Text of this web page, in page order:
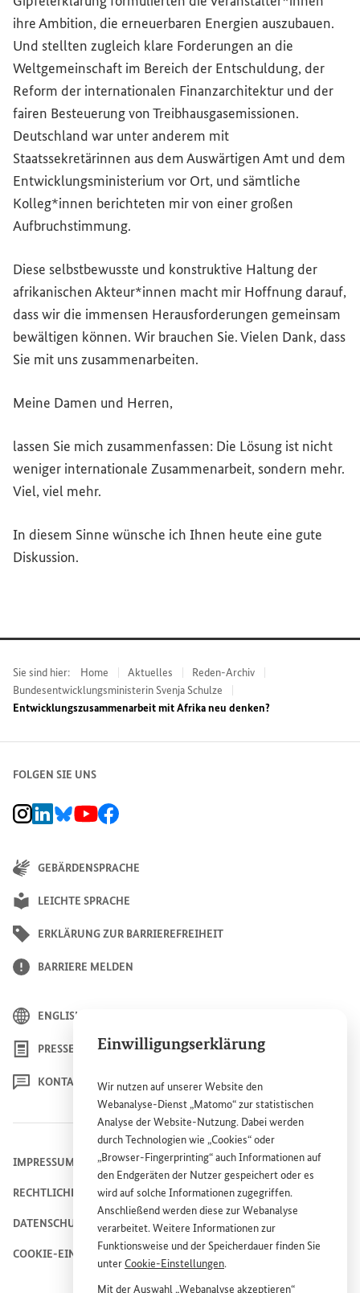
Einwilligungserklärung
Wir nutzen auf unsererWebsite den
Webanalyse-Dienst „Matomo“ zur statistischen
Analyse derWebsite-Nutzung. Dabei werden
durch Technologien wie „Cookies“ oder
„Browser-Fingerprinting“ auch Informationen auf
den Endgeräten der Nutzer gespeichert oder es
wird auf solche Informationen zugegriffen.
Anschließend werden diese zur Webanalyse
verarbeitet. Weitere Informationen zur
Funktionsweise und der Speicherdauer finden Sie
unterCookie-Einstellungen.
Mit der Auswahl „Webanalyse akzeptieren“
ihre Ambition, die erneuerbaren Energien auszubauen.
Und stellten zugleich klare Forderungen an die
Weltgemeinschaft im Bereich der Entschuldung, der
Reform der internationalen Finanzarchitektur und der
fairen Besteuerung von Treibhausgasemissionen.
Deutschland war unter anderem mit
Staatssekretärinnen aus dem Auswärtigen Amt und dem
Entwicklungsministerium vor Ort, und sämtliche
Kolleg*innen berichteten mir von einer großen
Aufbruchstimmung.
Diese selbstbewusste und konstruktive Haltung der
afrikanischen Akteur*innen macht mir Hoffnung darauf,
dass wir die immensen Herausforderungen gemeinsam
bewältigen können. Wir brauchen Sie. Vielen Dank, dass
Sie mit uns zusammenarbeiten.
Meine Damen und Herren,
lassen Sie mich zusammenfassen: Die Lösung ist nicht
weniger internationale Zusammenarbeit, sondern mehr.
Viel, viel mehr.
In diesem Sinne wünsche ich Ihnen heute eine gute
Diskussion.
Sie sind hier: Home Aktuelles
Reden-Archiv
Bundesentwicklungsministerin Svenja Schulze
Entwicklungszusammenarbeit mit Afrika neu denken?
FOLGEN SIE UNS
BMZ Instagram-Kanal, Externer Link
BMZ LinkedIn Unternehmensseite, Externer Link
BMZ Bluesky-Seite, Externer Link
BMZ Youtube-Kanal, Externer Link
BMZ Facebook-Seite, Externer Link
GEBÄRDENSPRACHE
LEICHTE SPRACHE
ERKLÄRUNG ZUR BARRIEREFREIHEIT
BARRIERE MELDEN
ENGLISH
PRESSE
KONTAKT
IMPRESSUM
RECHTLICHE HINWEISE
DATENSCHUTZHINWEIS
COOKIE-EINSTELLUNGEN